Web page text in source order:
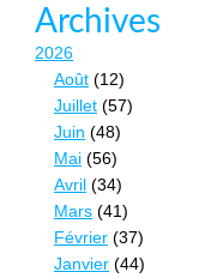
Archives
2026
Août (12)
Juillet (57)
Juin (48)
Mai (56)
Avril (34)
Mars (41)
Février (37)
Janvier (44)